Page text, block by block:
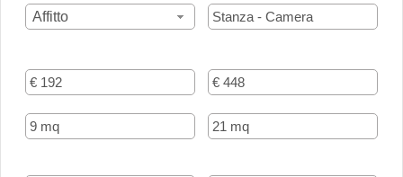
Affitto